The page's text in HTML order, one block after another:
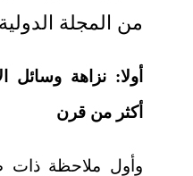
من المجلة
أولا: نزاهة
أكثر من قرن
وأول ملاحظة ذات